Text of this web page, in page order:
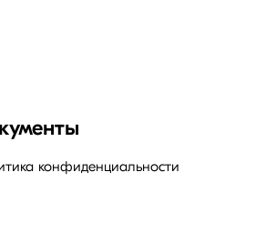
конфиденциальности